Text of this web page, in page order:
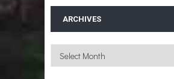
ARCHIVES
Archives